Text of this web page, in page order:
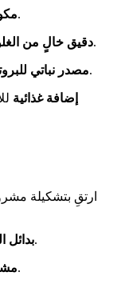
في اليخنات، الحساء والكاري.
دقيق خالٍ منلصناعة الخبز، الفطائر والمخبوزات.
مصدر نباتيفي الوجبات النباتية والنباتية الصرفة.
إضافة غذائية
ارتقِ بتشكيلة
بدائلالخالية من منتجات الألبان.
ذات طابع تقليدي وثقافي.